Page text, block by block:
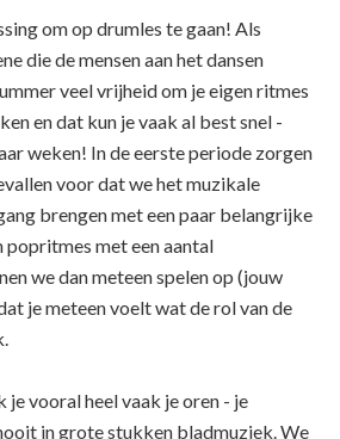
om op drumles te gaan! Als
die de mensen aan het dansen
veel vrijheid om je eigen ritmes
en dat kun je vaak al best snel -
weken! In de eerste periode zorgen
voor dat we het muzikale
brengen met een paar belangrijke
popritmes met een aantal
we dan meteen spelen op (jouw
je meteen voelt wat de rol van de
je vooral heel vaak je oren - je
in grote stukken bladmuziek. We